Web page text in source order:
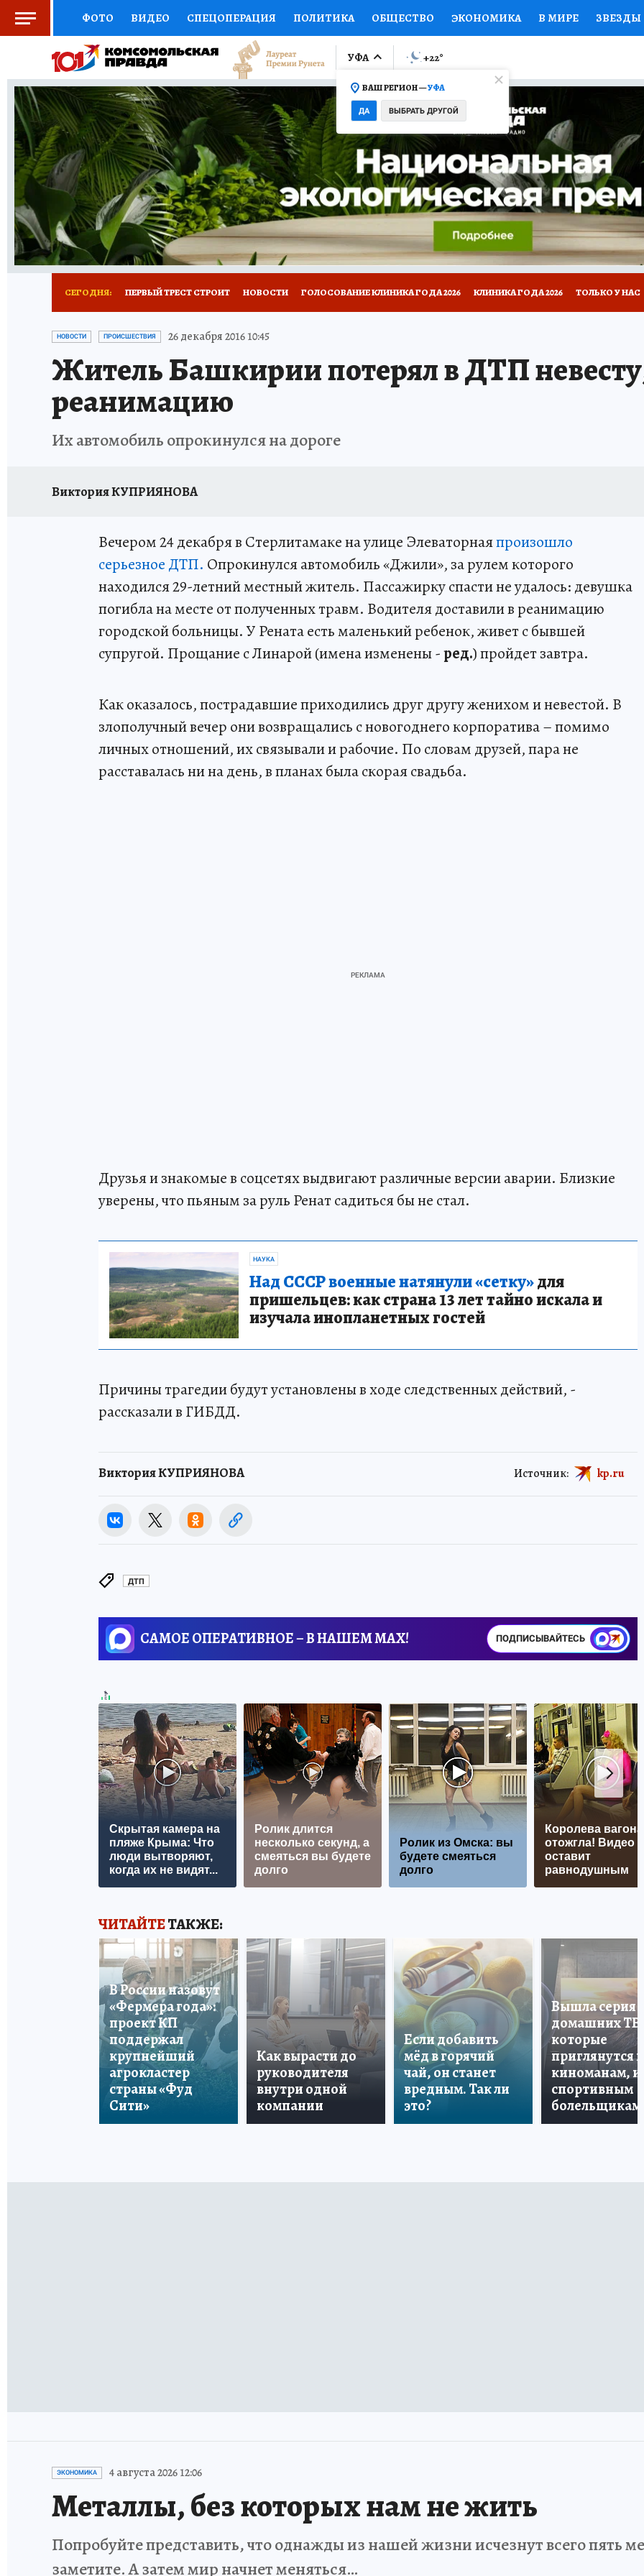
ФОТО ВИДЕО СПЕЦОПЕРАЦИЯ ПОЛИТИКА ОБЩЕСТВО ЭКОНОМИКА В МИРЕ ЗВЕЗДЫ
СОЦПОДДЕРЖКА НАУКА СПОРТ КОЛУМНИСТЫ ПРОИСШЕСТВИЯ НАЦИОНАЛЬНЫЕ
ВЫБОР ЭКСПЕРТОВ ДОКТОР ФИНАНСЫ ОТКРЫВАЕМ МИР СЕМЬЯ ЖЕНСКИЕ
КНИЖНАЯ ПОЛКА ПРОГНОЗЫ НА СПОРТ ПРОМОКОДЫ СЕРИАЛЫ СПЕЦПРОЕКТЫ
ПРЕСС-ЦЕНТР НЕДВИЖИМОСТЬ ТЕЛЕВИЗОР КОЛЛЕКЦИИ КОНКУРСЫ РАБОТА У НАС
РАДИО КП РЕКЛАМА ТЕСТЫ НОВОЕ НА САЙТЕ
УФА
ВАШ РЕГИОН —УФА
ДА ВЫБРАТЬ ДРУГОЙ
+22°
СЕГОДНЯ: ПЕРВЫЙ ТРЕСТ СТРОИТ НОВОСТИ ГОЛОСОВАНИЕ КЛИНИКА ГОДА 2026 КЛИНИКА ГОДА 2026 ТОЛЬКО У НАС
КП В МАХ ОТДЫХ В РОССИИ
НОВОСТИ ПРОИСШЕСТВИЯ 26 декабря 2016 10:45
Житель Башкирии потерял в ДТП
реанимацию
Их автомобиль опрокинулся на дороге
Виктория КУПРИЯНОВА
Вечером 24 декабря в Стерлитамаке на улице Элеваторнаяпроизошло
серьезное ДТП. Опрокинулся автомобиль «Джили», за рулем которого
находился 29-летний местный житель. Пассажирку спасти не удалось: девушка
погибла на месте от полученных травм. Водителя доставили в реанимацию
городской больницы. У Рената есть маленький ребенок, живет с бывшей
супругой. Прощание с Линарой (имена изменены -ред.) пройдет завтра.
Как оказалось, пострадавшие приходились друг другу женихом и невестой. В
злополучный вечер они возвращались с новогоднего корпоратива – помимо
личных отношений, их связывали и рабочие. По словам друзей, пара не
расставалась ни на день, в планах была скорая свадьба.
Друзья и знакомые в соцсетях выдвигают различные версии аварии. Близкие
уверены, что пьяным за руль Ренат садиться бы не стал.
НАУКА
Над СССР военные натянули «сетку»для
пришельцев: как страна 13 лет тайно искала и
изучала инопланетных гостей
Причины трагедии будут установлены в ходе следственных действий, -
рассказали в ГИБДД.
Виктория КУПРИЯНОВА Источник: kp.ru
ДТП
САМОЕ ОПЕРАТИВНОЕ – В НАШЕМ MAX! ПОДПИСЫВАЙТЕСЬ
Скрытая камера на
пляже Крыма: Что
люди вытворяют,
когда их не видят...
Ролик длится
несколько секунд, а
смеяться вы будете
долго
Ролик из Омска: вы
будете смеяться
долго
Королева вагона
отожгла! Видео
оставит
равнодушным
ЧИТАЙТЕТАКЖЕ:
В России назовут
«Фермера года»:
проект КП
поддержал
крупнейший
агрокластер
страны «Фуд
Сити»
Как вырасти до
руководителя
внутри одной
компании
Если добавить
мёд в горячий
чай, он станет
вредным. Так ли
это?
Вышла серия
домашних ТВ,
которые
приглянутся и
киноманам, и
спортивным
болельщикам
ЭКОНОМИКА 4 августа 2026 12:06
Металлы, без которых нам не жить
Попробуйте представить, что однажды из нашей жизни исчезнут всего пять
заметите. А затем мир начнет меняться…